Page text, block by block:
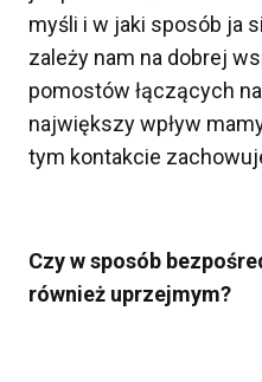
myśli i w jaki sposób ja
zależy nam na dobrej
pomostów łączących
największy wpływ
tym kontakcie
Czy w sposób
również uprzejmym?